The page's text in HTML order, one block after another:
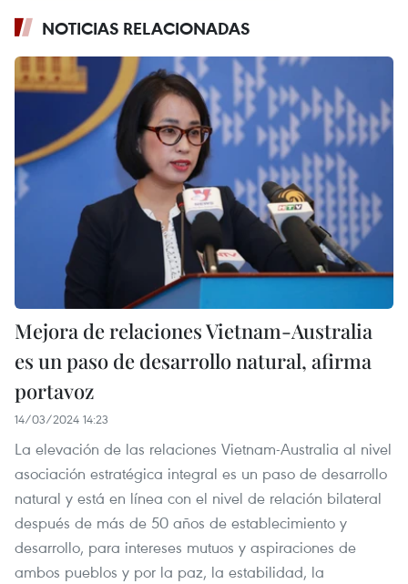
NOTICIAS RELACIONADAS
Mejora de relaciones Vietnam-Australia
es un paso de desarrollo natural, afirma
portavoz
14/03/2024 14:23
La elevación de las relaciones Vietnam-Australia al nivel
asociación estratégica integral es un paso de desarrollo
natural y está en línea con el nivel de relación bilateral
después de más de 50 años de establecimiento y
desarrollo, para intereses mutuos y aspiraciones de
ambos pueblos y por la paz, la estabilidad, la